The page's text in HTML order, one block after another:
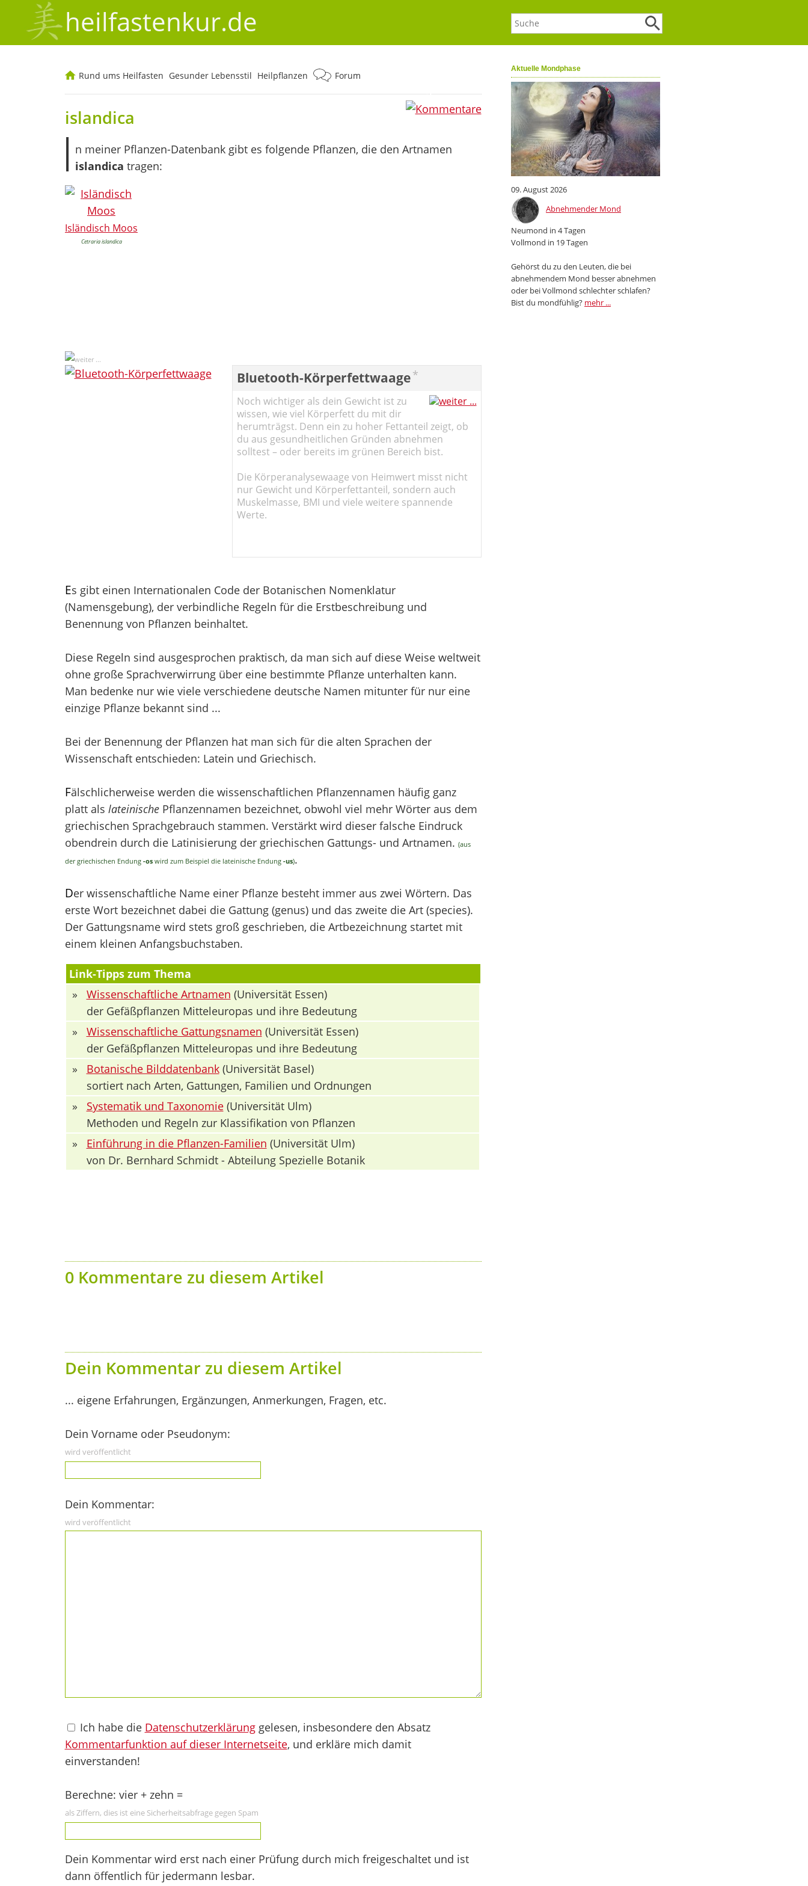
heilfastenkur.de
Aktuelle Mondphase
09. August 2026
Abnehmender Mond
Neumond in 4 Tagen
Vollmond in 19 Tagen
Gehörst du zu den Leuten, die bei
abnehmendem Mond besser abnehmen
oder bei Vollmond schlechter schlafen?
Bist du mondfühlig? mehr ...
Rund ums Heilfasten Gesunder Lebensstil Heilpflanzen
Forum
0
islandica
I n meiner Pflanzen-Datenbank gibt es folgende Pflanzen, die den Artnamen
islandica tragen:
Isländisch Moos
Cetraria islandica
Bluetooth-Körperfettwaage*
Noch wichtiger als dein Gewicht ist zu
wissen, wie viel Körperfett du mit dir
herumträgst. Denn ein zu hoher Fettanteil zeigt, ob
du aus gesundheitlichen Gründen abnehmen
solltest – oder bereits im grünen Bereich bist.
Die Körperanalysewaage von Heimwert misst nicht
nur Gewicht und Körperfettanteil, sondern auch
Muskelmasse, BMI und viele weitere spannende
Werte.
Es gibt einen Internationalen Code der Botanischen Nomenklatur
(Namensgebung), der verbindliche Regeln für die Erstbeschreibung und
Benennung von Pflanzen beinhaltet.
Diese Regeln sind ausgesprochen praktisch, da man sich auf diese Weise weltweit
ohne große Sprachverwirrung über eine bestimmte Pflanze unterhalten kann.
Man bedenke nur wie viele verschiedene deutsche Namen mitunter für nur eine
einzige Pflanze bekannt sind ...
Bei der Benennung der Pflanzen hat man sich für die alten Sprachen der
Wissenschaft entschieden: Latein und Griechisch.
Fälschlicherweise werden die wissenschaftlichen Pflanzennamen häufig ganz
platt als lateinischePflanzennamen bezeichnet, obwohl viel mehr Wörter aus dem
griechischen Sprachgebrauch stammen. Verstärkt wird dieser falsche Eindruck
obendrein durch die Latinisierung der griechischen Gattungs- und Artnamen. (aus
der griechischen Endung -oswird zum Beispiel die lateinische Endung -us).
Der wissenschaftliche Name einer Pflanze besteht immer aus zwei Wörtern. Das
erste Wort bezeichnet dabei die Gattung (genus) und das zweite die Art (species).
Der Gattungsname wird stets groß geschrieben, die Artbezeichnung startet mit
einem kleinen Anfangsbuchstaben.
Link-Tipps zum Thema
»
Wissenschaftliche Artnamen (Universität Essen)
der Gefäßpflanzen Mitteleuropas und ihre Bedeutung
»
Wissenschaftliche Gattungsnamen (Universität Essen)
der Gefäßpflanzen Mitteleuropas und ihre Bedeutung
»
Botanische Bilddatenbank(Universität Basel)
sortiert nach Arten, Gattungen, Familien und Ordnungen
»
Systematik und Taxonomie(Universität Ulm)
Methoden und Regeln zur Klassifikation von Pflanzen
»
Einführung in die Pflanzen-Familien (Universität Ulm)
von Dr. Bernhard Schmidt - Abteilung Spezielle Botanik
0 Kommentare zu diesem Artikel
Dein Kommentar zu diesem Artikel
... eigene Erfahrungen, Ergänzungen, Anmerkungen, Fragen, etc.
Dein Vorname oder Pseudonym:
wird veröffentlicht
Dein Kommentar:
wird veröffentlicht
Ich habe die Datenschutzerklärunggelesen, insbesondere den Absatz
Kommentarfunktion auf dieser Internetseite, und erkläre mich damit
einverstanden!
Berechne: vier + zehn =
als Ziffern, dies ist eine Sicherheitsabfrage gegen Spam
Dein Kommentar wird erst nach einer Prüfung durch mich freigeschaltet und ist
dann öffentlich für jedermann lesbar.